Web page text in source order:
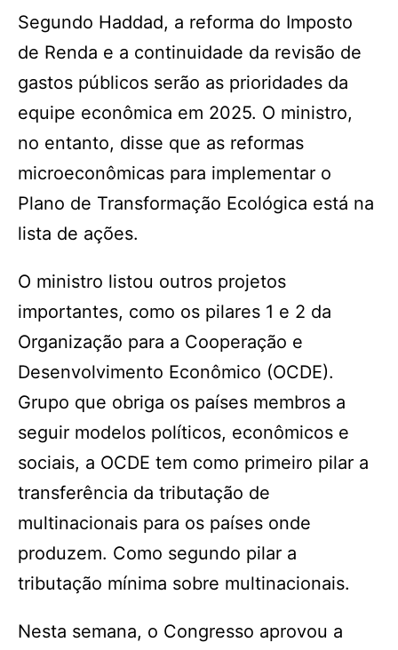
Segundo Haddad, a reforma do Imposto
de Renda e a continuidade da revisão de
gastos públicos serão as prioridades da
equipe econômica em 2025. O ministro,
no entanto, disse que as reformas
microeconômicas para implementar o
Plano de Transformação Ecológica está na
lista de ações.
O ministro listou outros projetos
importantes, como os pilares 1 e 2 da
Organização para a Cooperação e
Desenvolvimento Econômico (OCDE).
Grupo que obriga os países membros a
seguir modelos políticos, econômicos e
sociais, a OCDE tem como primeiro pilar a
transferência da tributação de
multinacionais para os países onde
produzem. Como segundo pilar a
tributação mínima sobre multinacionais.
Nesta semana, o Congresso aprovou a